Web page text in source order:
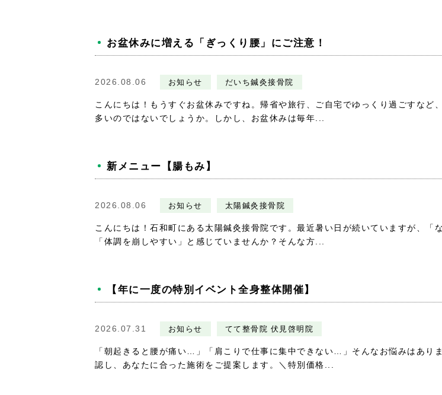
お盆休みに増える「ぎっくり腰」にご注意！
2026.08.06 お知らせ だいち鍼灸接骨院
こんにちは！もうすぐお盆休みですね。帰省や旅行、ご自宅でゆっくり過ごすなど
多いのではないでしょうか。しかし、お盆休みは毎年...
新メニュー【腸もみ】
2026.08.06 お知らせ 太陽鍼灸接骨院
こんにちは！石和町にある太陽鍼灸接骨院です。最近暑い日が続いていますが、「
「体調を崩しやすい」と感じていませんか？そんな方...
【年に一度の特別イベント全身整体開催】
2026.07.31 お知らせ てて整骨院 伏見啓明院
「朝起きると腰が痛い…」「肩こりで仕事に集中できない…」そんなお悩みはあり
認し、あなたに合った施術をご提案します。＼特別価格...